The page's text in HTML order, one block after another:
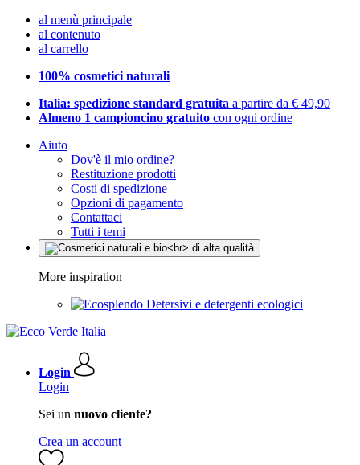
al menù principale
al contenuto
al carrello
100% cosmetici naturali
Italia: spedizione standard gratuita a partire da € 49,90
Almeno 1 campioncino gratuito con ogni ordine
Aiuto
Dov'è il mio ordine?
Restituzione prodotti
Costi di spedizione
Opzioni di pagamento
Contattaci
Tutti i temi
More inspiration
Detersivi e detergenti ecologici
Login
Login
Sei un nuovo cliente?
Crea un account